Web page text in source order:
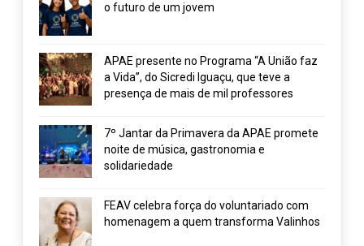
o futuro de um jovem
APAE presente no Programa “A União faz
a Vida”, do Sicredi Iguaçu, que teve a
presença de mais de mil professores
7º Jantar da Primavera da APAE promete
noite de música, gastronomia e
solidariedade
FEAV celebra força do voluntariado com
homenagem a quem transforma Valinhos